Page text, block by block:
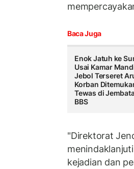
Baca Juga
Enok Jatuh ke
Usai Kamar
Jebol Terseret
Korban
Tewas di
BBS
"Direktorat
kejadian dan